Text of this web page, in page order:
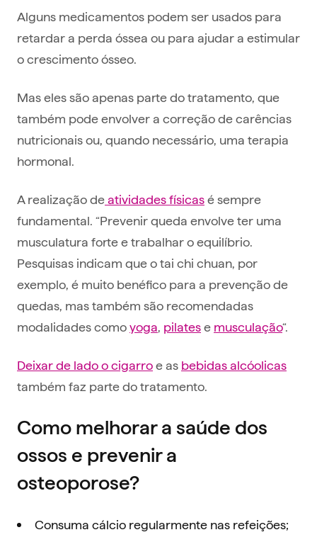
Alguns medicamentos podem ser usados para
retardar a perda óssea ou para ajudar a estimular
o crescimento ósseo.
Mas eles são apenas parte do tratamento, que
também pode envolver a correção de carências
nutricionais ou, quando necessário, uma terapia
hormonal.
A realização deatividades físicasé sempre
fundamental. “Prevenir queda envolve ter uma
musculatura forte e trabalhar o equilíbrio.
Pesquisas indicam que o tai chi chuan, por
exemplo, é muito benéfico para a prevenção de
quedas, mas também são recomendadas
modalidades comoyoga, pilatese musculação“.
Deixar de lado o cigarroe as bebidas alcóolicas
também faz parte do tratamento.
Como melhorar a saúde dos
ossos e prevenir a
osteoporose?
Consuma cálcio regularmente nas refeições;